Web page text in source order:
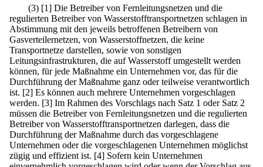
(3) [1] Die Betreiber von Fernleitungsnetzen und die
regulierten Betreiber von Wasserstofftransportnetzen schlagen in
Abstimmung mit den jeweils betroffenen Betreibern von
Gasverteilernetzen, von Wasserstoffnetzen, die keine
Transportnetze darstellen, sowie von sonstigen
Leitungsinfrastrukturen, die auf Wasserstoff umgestellt werden
können, für jede Maßnahme ein Unternehmen vor, das für die
Durchführung der Maßnahme ganz oder teilweise verantwortlich
ist. [2] Es können auch mehrere Unternehmen vorgeschlagen
werden. [3] Im Rahmen des Vorschlags nach Satz 1 oder Satz 2
müssen die Betreiber von Fernleitungsnetzen und die regulierten
Betreiber von Wasserstofftransportnetzen darlegen, dass die
Durchführung der Maßnahme durch das vorgeschlagene
Unternehmen oder die vorgeschlagenen Unternehmen möglichst
zügig und effizient ist. [4] Sofern kein Unternehmen